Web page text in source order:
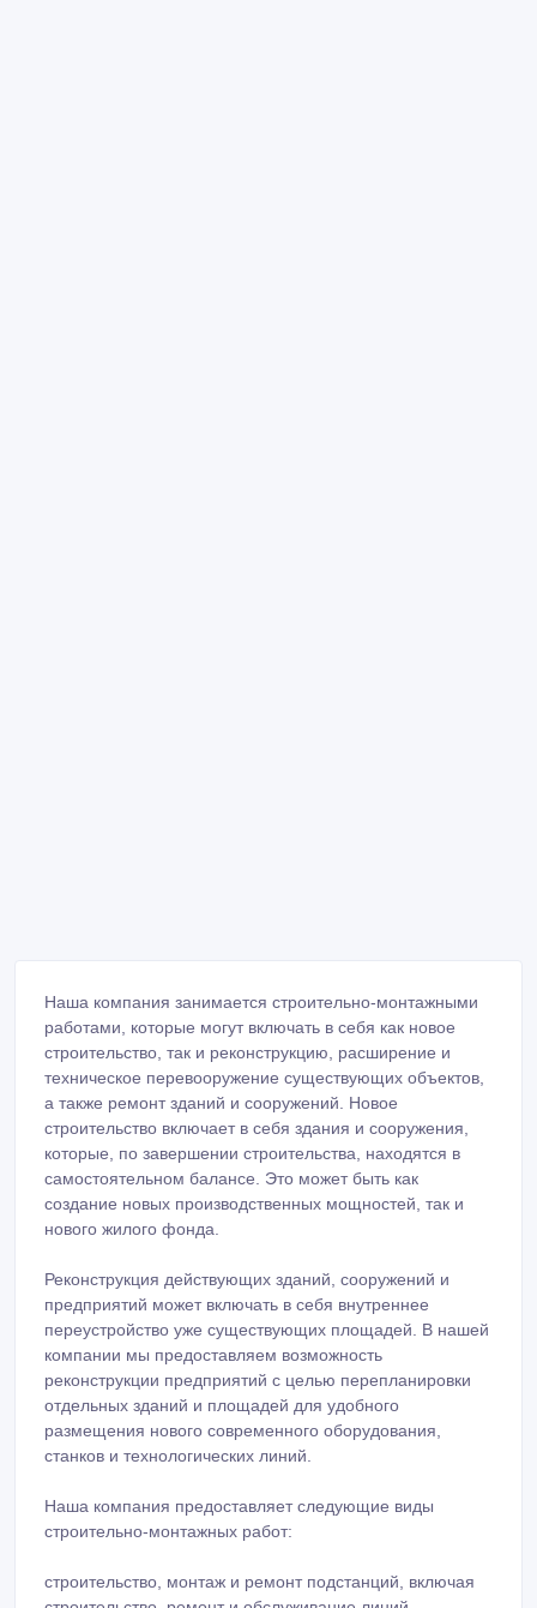
Наша компания занимается строительно-монтажными
работами, которые могут включать в себя как новое
строительство, так и реконструкцию, расширение и
техническое перевооружение существующих объектов,
а также ремонт зданий и сооружений. Новое
строительство включает в себя здания и сооружения,
которые, по завершении строительства, находятся в
самостоятельном балансе. Это может быть как
создание новых производственных мощностей, так и
нового жилого фонда.
Реконструкция действующих зданий, сооружений и
предприятий может включать в себя внутреннее
переустройство уже существующих площадей. В нашей
компании мы предоставляем возможность
реконструкции предприятий с целью перепланировки
отдельных зданий и площадей для удобного
размещения нового современного оборудования,
станков и технологических линий.
Наша компания предоставляет следующие виды
строительно-монтажных работ:
строительство, монтаж и ремонт подстанций, включая